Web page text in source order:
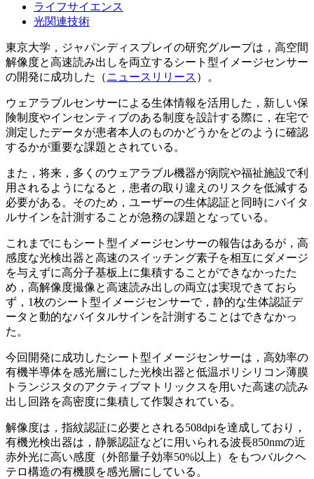
ライフサイエンス
光関連技術
東京大学，ジャパンディスプレイの研究グループは，高空間
解像度と高速読み出しを両立するシート型イメージセンサー
の開発に成功した（ニュースリリース ）。
ウェアラブルセンサーによる生体情報を活用した，新しい保
険制度やインセンティブのある制度を設計する際に，在宅で
測定したデータが患者本人のものかどうかをどのように確認
するかが重要な課題とされている。
また，将来，多くのウェアラブル機器が病院や福祉施設で利
用されるようになると，患者の取り違えのリスクを低減する
必要がある。そのため，ユーザーの生体認証と同時にバイタ
ルサインを計測することが急務の課題となっている。
これまでにもシート型イメージセンサーの報告はあるが，高
感度な光検出器と高速のスイッチング素子を相互にダメージ
を与えずに高分子基板上に集積することができなかったた
め，高解像度撮像と高速読み出しの両立は実現できておら
ず，1枚のシート型イメージセンサーで，静的な生体認証デ
ータと動的なバイタルサインを計測することはできなかっ
た。
今回開発に成功したシート型イメージセンサーは，高効率の
有機半導体を感光層にした光検出器と低温ポリシリコン薄膜
トランジスタのアクティブマトリックスを用いた高速の読み
出し回路を高密度に集積して作製されている。
解像度は，指紋認証に必要とされる508dpiを達成しており，
有機光検出器は，静脈認証などに用いられる波長850nmの近
赤外光に高い感度（外部量子効率50%以上）をもつバルクヘ
テロ構造の有機膜を感光層にしている。